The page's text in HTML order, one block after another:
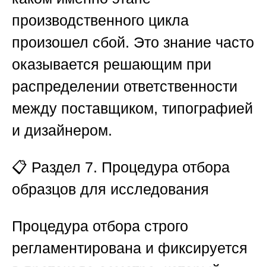
производственного цикла
произошел сбой. Это знание часто
оказывается решающим при
распределении ответственности
между поставщиком, типографией
и дизайнером.
📋 Раздел 7. Процедура отбора
образцов для исследования
Процедура отбора строго
регламентирована и фиксируется